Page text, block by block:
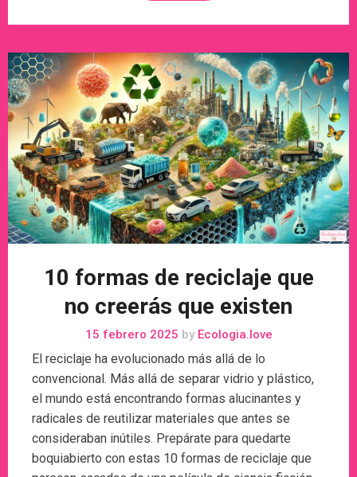
10 formas de reciclaje que
no creerás que existen
15 febrero 2025 byEcologia.love
El reciclaje ha evolucionado más allá de lo
convencional. Más allá de separar vidrio y plástico,
el mundo está encontrando formas alucinantes y
radicales de reutilizar materiales que antes se
consideraban inútiles. Prepárate para quedarte
boquiabierto con estas 10 formas de reciclaje que